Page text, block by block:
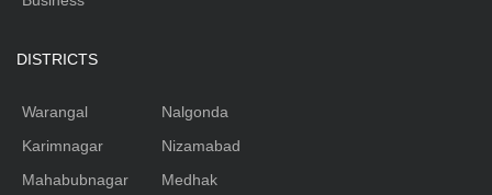
DISTRICTS
Warangal
Karimnagar
Mahabubnagar
Nalgonda
Nizamabad
Medhak